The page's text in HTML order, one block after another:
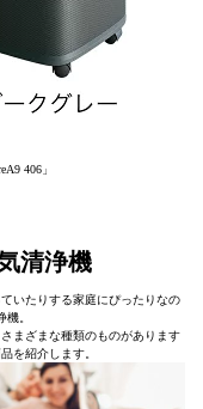
406」
清浄機
いたりする家庭にぴったりなの
。
まざまな種類のものがあります
を紹介します。